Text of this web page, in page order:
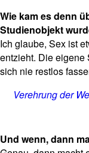
Wie kam es denn
Studienobjekt
Ich glaube, Sex ist
entzieht. Die eigene
sich nie restlos
Verehrung der
Und wenn, dann